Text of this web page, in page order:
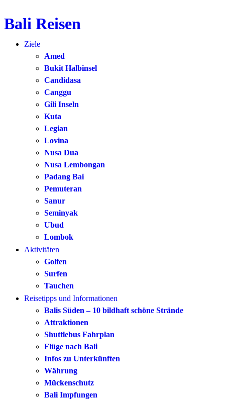
Zum
springen
Bali Reisen
Ziele
Amed
Bukit Halbinsel
Candidasa
Canggu
Gili Inseln
Kuta
Legian
Lovina
Nusa Dua
Nusa Lembongan
Padang Bai
Pemuteran
Sanur
Seminyak
Ubud
Lombok
Aktivitäten
Golfen
Surfen
Tauchen
Reisetipps und Informationen
Balis Süden – 10 bildhaft schöne Strände
Attraktionen
Shuttlebus Fahrplan
Flüge nach Bali
Infos zu Unterkünften
Währung
Mückenschutz
Bali Impfungen